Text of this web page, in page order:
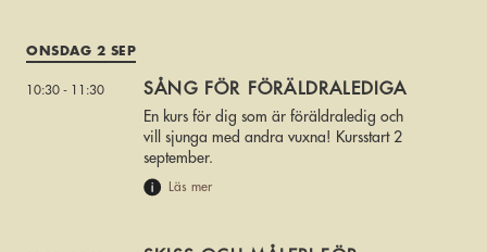
ONSDAG 2 SEP
10:30 - 11:30 SÅNG FÖR FÖRÄLDRALEDIGA
En kurs för dig som är föräldraledig och
vill sjunga med andra vuxna! Kursstart 2
september.
Läs mer